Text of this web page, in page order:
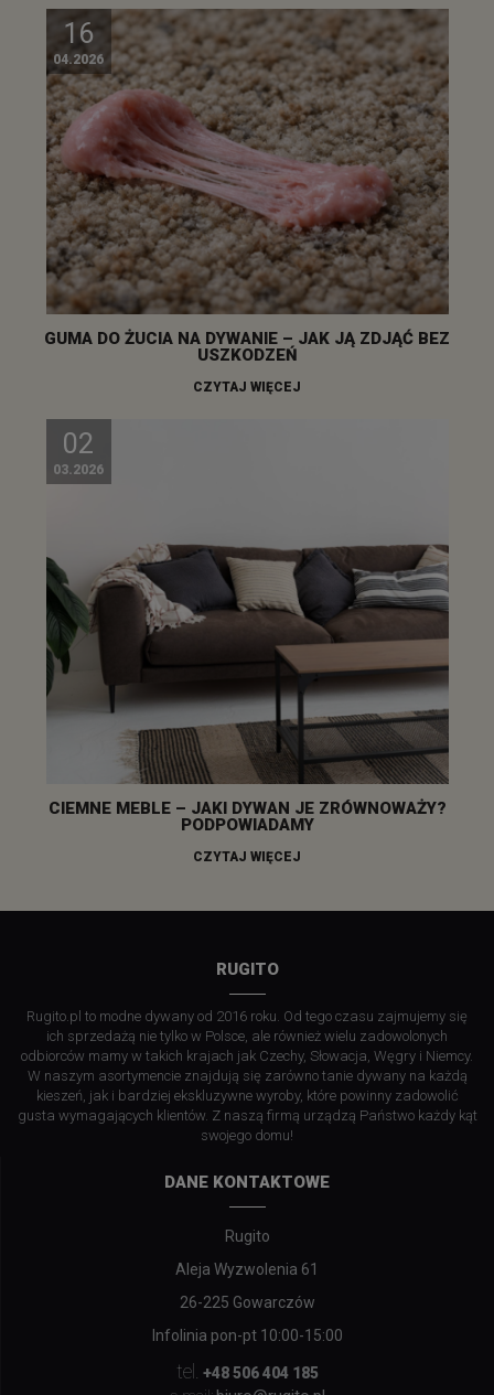
16
04.2026
GUMA DO ŻUCIA NA DYWANIE – JAK JĄ ZDJĄĆ BEZ
USZKODZEŃ
CZYTAJ WIĘCEJ
02
03.2026
CIEMNE MEBLE – JAKI DYWAN JE ZRÓWNOWAŻY?
PODPOWIADAMY
CZYTAJ WIĘCEJ
RUGITO
Rugito.pl to modne dywany od 2016 roku. Od tego czasu zajmujemy się
ich sprzedażą nie tylko w Polsce, ale również wielu zadowolonych
odbiorców mamy w takich krajach jak Czechy, Słowacja, Węgry i Niemcy.
W naszym asortymencie znajdują się zarówno tanie dywany na każdą
kieszeń, jak i bardziej ekskluzywne wyroby, które powinny zadowolić
gusta wymagających klientów. Z naszą firmą urządzą Państwo każdy kąt
swojego domu!
DANE KONTAKTOWE
Rugito
Aleja Wyzwolenia 61
26-225 Gowarczów
Infolinia pon-pt 10:00-15:00
tel. +48 506 404 185